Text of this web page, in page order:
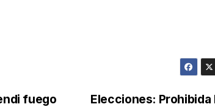
Elecciones:
fuego